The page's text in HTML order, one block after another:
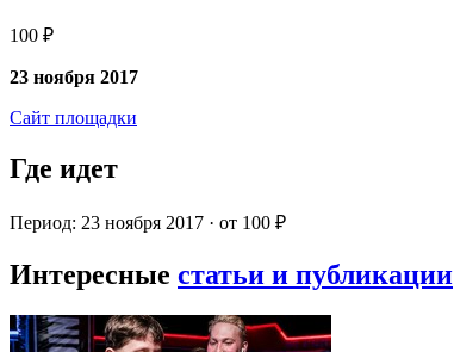
100 ₽
23 ноября 2017
Сайт площадки
Где идет
Период: 23 ноября 2017 · от 100 ₽
Интересные статьи и публикации